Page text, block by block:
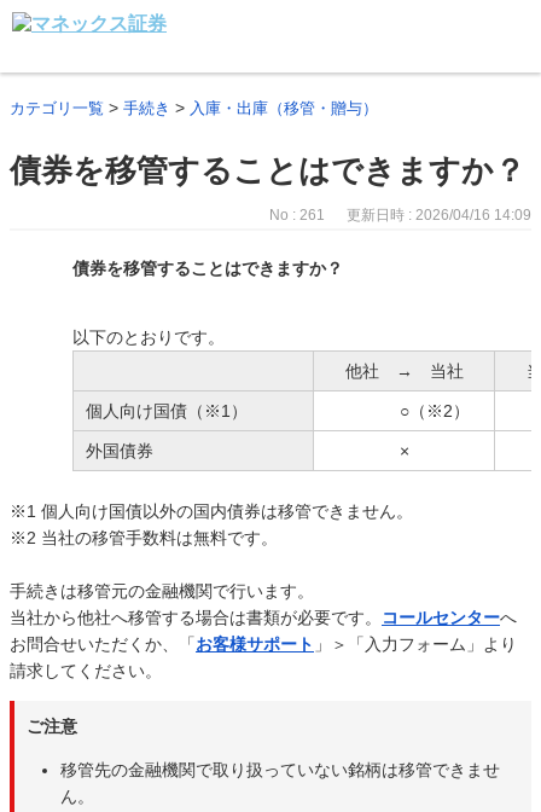
カテゴリ一覧 > 手続き > 入庫・出庫（移管・贈与）
債券を移管することはできますか？
No : 261 更新日時 : 2026/04/16 14:09
債券を移管することはできますか？
以下のとおりです。
他社 → 当社
個人向け国債（※1） ○（※2）
外国債券 ×
※1 個人向け国債以外の国内債券は移管できません。
※2 当社の移管手数料は無料です。
手続きは移管元の金融機関で行います。
当社から他社へ移管する場合は書類が必要です。
コールセンターへ
お問合せいただくか、「お客様サポート 」＞「入力フォーム」より
請求してください。
ご注意
移管先の金融機関で取り扱っていない銘柄は移管できませ
ん。